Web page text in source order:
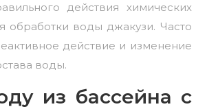
действия химических
обработки воды джакузи. Часто
действие и изменение
воды.
из бассейна с